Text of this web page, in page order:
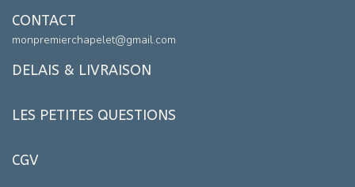
CONTACT
monpremierchapelet@gmail.com
DELAIS & LIVRAISON
LES PETITES QUESTIONS
CGV